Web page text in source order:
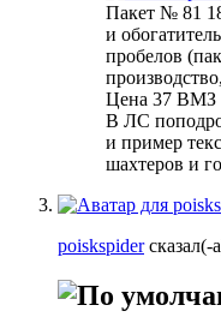
Пакет № 81
и
пробелов
Цена 37 ВМЗ
В ЛС
и пример
шахтеров и
poiskspiderсказал(-